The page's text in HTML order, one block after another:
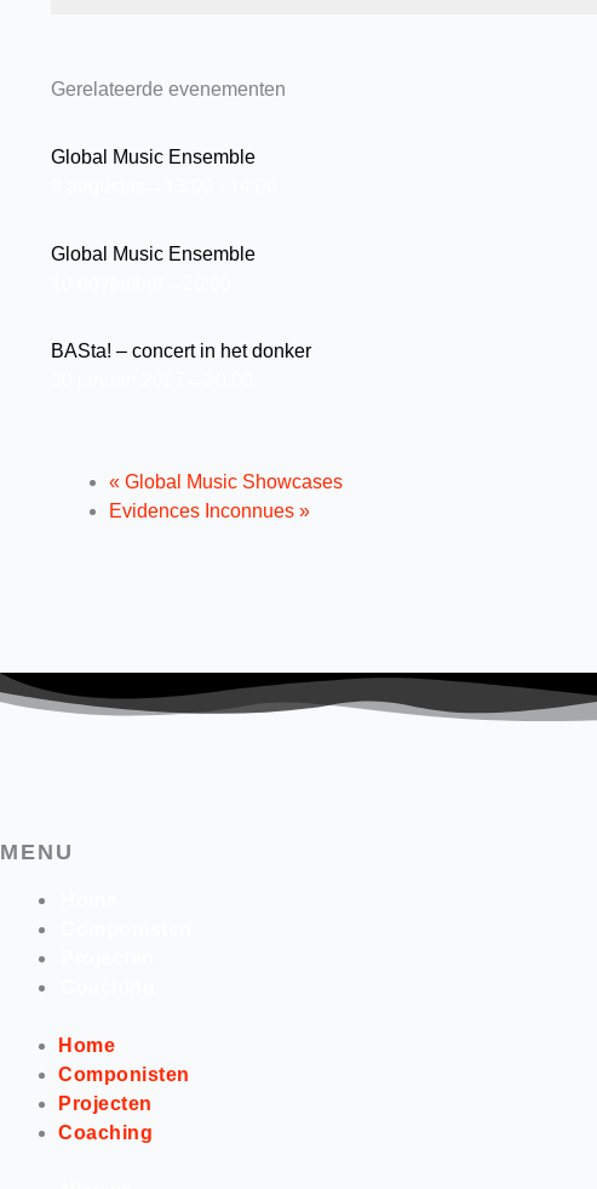
Gerelateerde evenementen
Global Music Ensemble
Global Music Ensemble
BASta! – concert in het donker
« Global Music Showcases
Evidences Inconnues »
MENU
Home
Componisten
Projecten
Coaching